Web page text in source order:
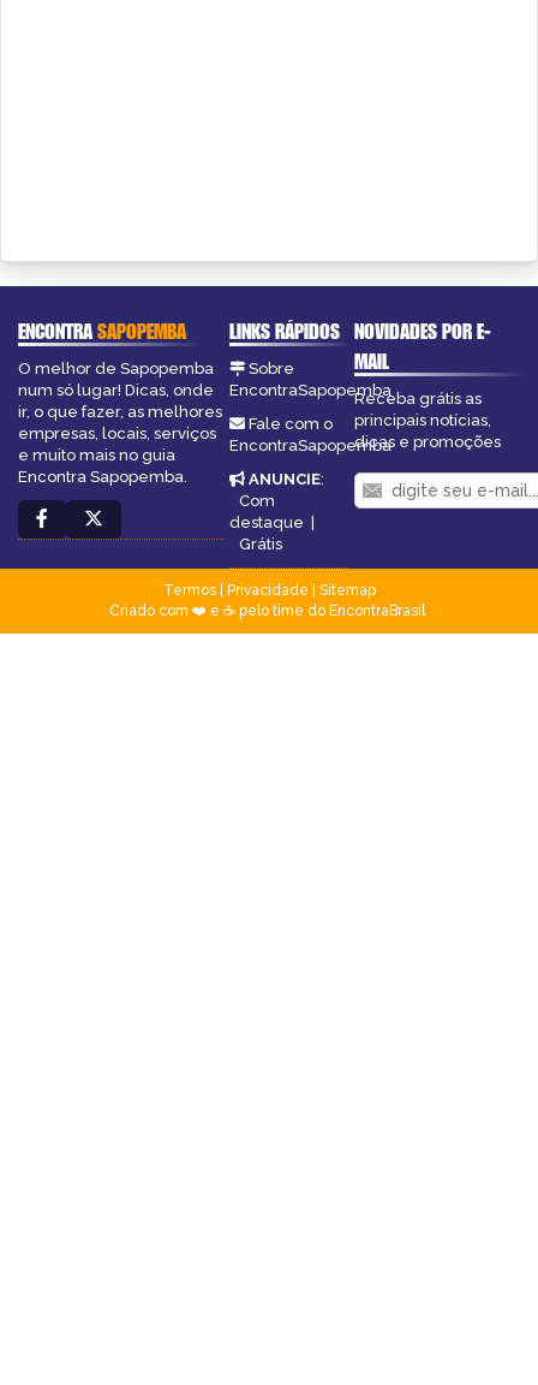
ENCONTRASAPOPEMBA
O melhor de Sapopemba
num só lugar! Dicas, onde
ir, o que fazer, as melhores
empresas, locais, serviços
e muito mais no guia
Encontra Sapopemba.
LINKS RÁPIDOS
Sobre
EncontraSapopemba
Fale com o
EncontraSapopemba
ANUNCIE:
Com
destaque |
Grátis
NOVIDADES POR E-
MAIL
Receba grátis as
principais notícias,
dicas e promoções
Termos| Privacidade
Sitemap
Criado com ❤️ e ☕ pelo time do EncontraBrasil